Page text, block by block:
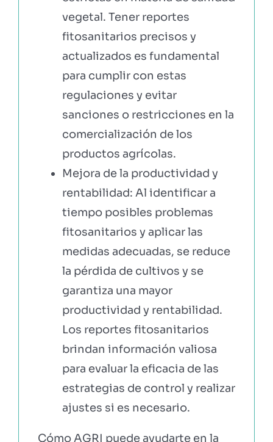
vegetal. Tener reportes
fitosanitarios precisos y
actualizados es fundamental
para cumplir con estas
regulaciones y evitar
sanciones o restricciones en la
comercialización de los
productos agrícolas.
Mejora de la productividad y
rentabilidad: Al identificar a
tiempo posibles problemas
fitosanitarios y aplicar las
medidas adecuadas, se reduce
la pérdida de cultivos y se
garantiza una mayor
productividad y rentabilidad.
Los reportes fitosanitarios
brindan información valiosa
para evaluar la eficacia de las
estrategias de control y realizar
ajustes si es necesario.
Cómo AGRI puede ayudarte en la